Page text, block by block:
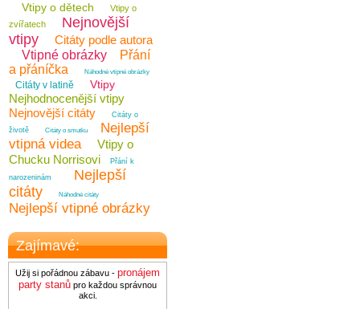
Vtipy o dětech
Vtipy o
zvířatech
Nejnovější
vtipy
Citáty podle autora
Vtipné obrázky
Přání
a přáníčka
Náhodné vtipné obrázky
Citáty v latině Vtipy
Nejhodnocenější vtipy
Nejnovější citáty
Citáty o
životě
Citáty o smutku
Nejlepší
vtipná videa
Vtipy o
Chucku Norrisovi
Přání k
narozeninám
Nejlepší
citáty
Náhodné citáty
Nejlepší vtipné obrázky
Zajímavé:
Užij si pořádnou zábavu - pronájem
party stanů pro každou správnou
akci.